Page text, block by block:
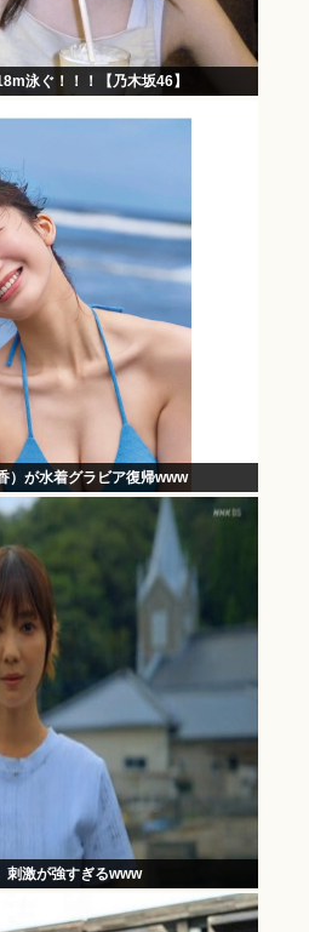
泳ぐ！！！【乃木坂46】
）が水着グラビア復帰www
刺激が強すぎるwww